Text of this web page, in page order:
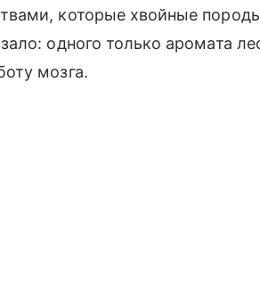
которые хвойные
одного только аромата
мозга.